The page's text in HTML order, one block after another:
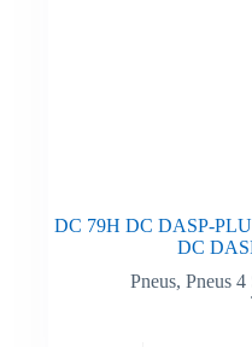
DC 79H DC DASP-
DC
Pneus,Pneus 4